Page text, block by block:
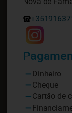
Dinheiro
Cheque
Cartão de